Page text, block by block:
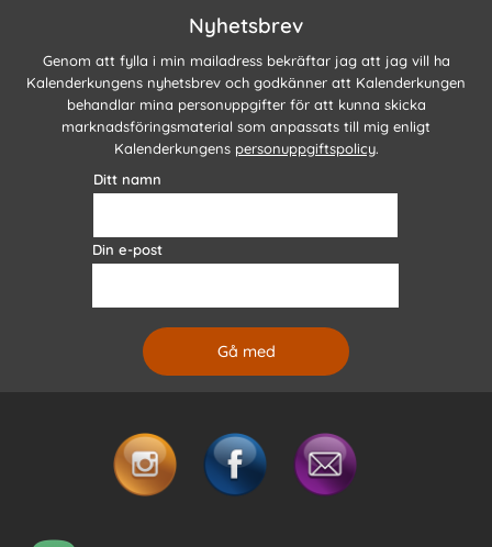
Nyhetsbrev
Genom att fylla i min mailadress bekräftar jag att jag vill ha
Kalenderkungens nyhetsbrev och godkänner att Kalenderkungen
behandlar mina personuppgifter för att kunna skicka
marknadsföringsmaterial som anpassats till mig enligt
Kalenderkungens personuppgiftspolicy.
Ditt namn
Din e-post